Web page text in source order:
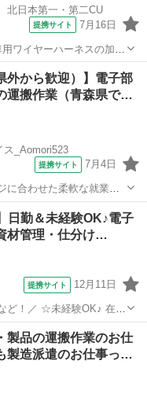
日本第一・第二CU
提携サイト 7月16日
ワイヤーハーネスの加
能なデジタルギフトで2万
外から歓迎）】電子部
運搬作業（青森県で…
_Aomori523
提携サイト 7月4日
に合わせた柔軟な就業が
わせて、 全国的にお仕事
日勤＆未経験OK♪電子
材管理・仕分け…
提携サイト 12月11日
OK♪ 在庫
20代～40代の男女活躍中
製品の運搬作業のお仕
造派遣のお仕事っ…